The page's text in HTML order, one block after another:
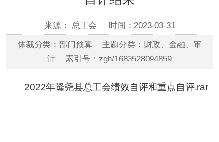
来源： 总工会 时间：2023-03-31
体裁分类：部门预算 主题分类：财政、金融、审
计 索引号：zgh/1683528094859
2022年隆尧县总工会绩效自评和重点自评.rar